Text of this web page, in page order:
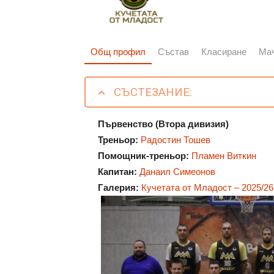
Общ профил Състав Класиране
СЪСТЕЗАНИЕ:
Първенство (Втора дивизия)
Треньор: Радостин Тошев
Помощник-треньор: Пламен Виткин
Капитан: Данаил Симеонов
Галерия: Кучетата от Младост – 2025/26